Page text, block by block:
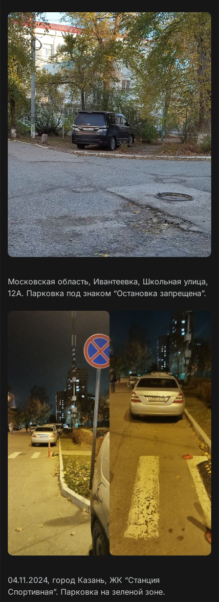
Московская область, Ивантеевка, Школьная улица,
12А. Парковка под знаком “Остановка запрещена”.
04.11.2024, город Казань, ЖК “Станция
Спортивная”. Парковка на зеленой зоне.